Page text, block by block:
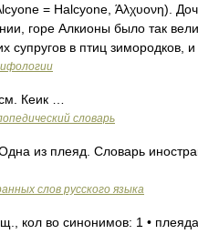
= Halcyone, Άλχυονη).
горе Алкионы было так
супругов в птиц зимородков,
Кеик …
словарь
из плеяд. Словарь
слов русского языка
кол во синонимов: 1 •